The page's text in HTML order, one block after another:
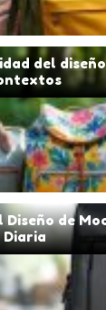
del
Diseño de
Diaria